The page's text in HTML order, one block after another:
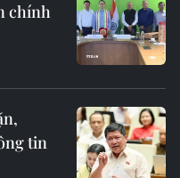
chính
tin